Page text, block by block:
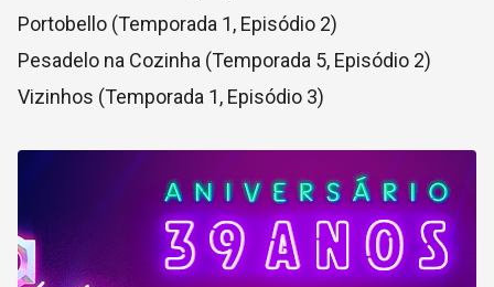
Portobello (Temporada 1, Episódio 2)
Pesadelo na Cozinha (Temporada 5, Episódio 2)
Vizinhos (Temporada 1, Episódio 3)